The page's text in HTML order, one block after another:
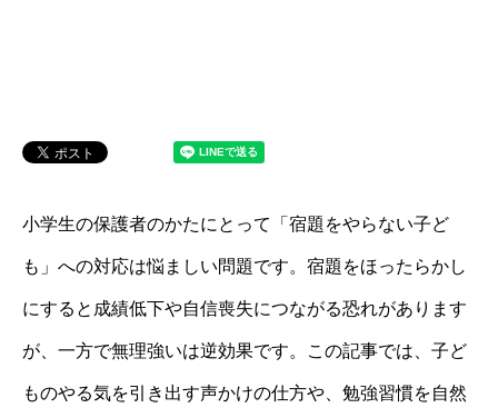
小学生の保護者のかたにとって「宿題をやらない子ど
も」への対応は悩ましい問題です。宿題をほったらかし
にすると成績低下や自信喪失につながる恐れがあります
が、一方で無理強いは逆効果です。この記事では、子ど
ものやる気を引き出す声かけの仕方や、勉強習慣を自然